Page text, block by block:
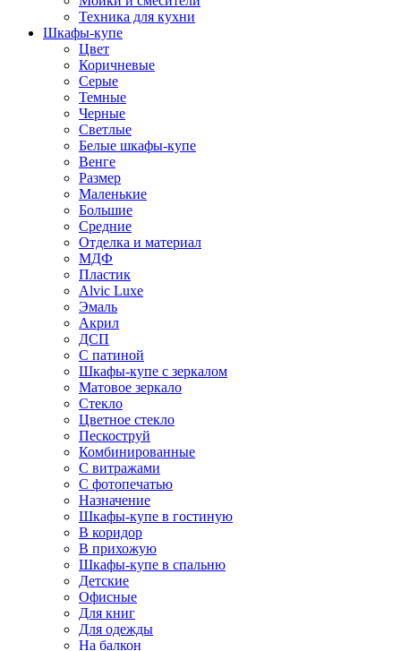
Техника для кухни
Шкафы-купе
Цвет
Коричневые
Серые
Темные
Черные
Светлые
Белые шкафы-купе
Венге
Размер
Маленькие
Большие
Средние
Отделка и материал
МДФ
Пластик
Alvic Luxe
Эмаль
Акрил
ДСП
С патиной
Шкафы-купе с зеркалом
Матовое зеркало
Стекло
Цветное стекло
Пескоструй
Комбинированные
С витражами
С фотопечатью
Назначение
Шкафы-купе в гостиную
В коридор
В прихожую
Шкафы-купе в спальню
Детские
Офисные
Для книг
Для одежды
На балкон